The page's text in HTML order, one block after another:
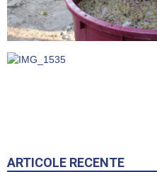
ARTICOLE RECENTE